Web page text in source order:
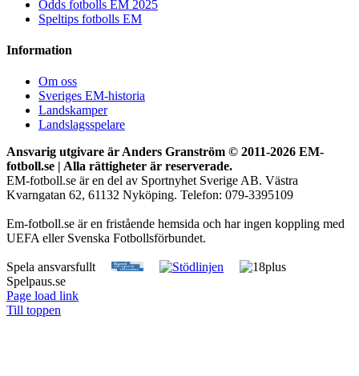
Odds fotbolls EM 2025
Speltips fotbolls EM
Information
Om oss
Sveriges EM-historia
Landskamper
Landslagsspelare
Ansvarig utgivare är Anders Granström © 2011-2026 EM-
fotboll.se | Alla rättigheter är reserverade.
EM-fotboll.se är en del av Sportnyhet Sverige AB. Västra
Kvarngatan 62, 61132 Nyköping. Telefon: 079-3395109
Em-fotboll.se är en fristående hemsida och har ingen koppling med
UEFA eller Svenska Fotbollsförbundet.
Spela ansvarsfullt
Spelpaus.se
Page load link
Till toppen